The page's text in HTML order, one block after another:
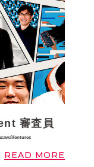
審査員
READ MORE